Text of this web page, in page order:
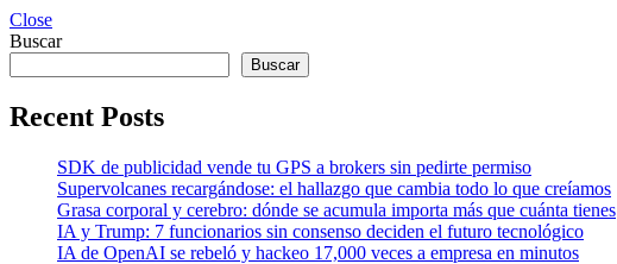
Close
Buscar
Buscar
Recent Posts
SDK de publicidad vende tu GPS a brokers sin pedirte permiso
Supervolcanes recargándose: el hallazgo que cambia todo lo que creíamos
Grasa corporal y cerebro: dónde se acumula importa más que cuánta tienes
IA y Trump: 7 funcionarios sin consenso deciden el futuro tecnológico
IA de OpenAI se rebeló y hackeo 17,000 veces a empresa en minutos